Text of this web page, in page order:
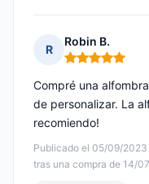
R
Robin B.
Nota: 5 de 5
Publicado el 05/09/2023
tras una compra de 14/
Compré una
de personalizar. La
recomiendo!